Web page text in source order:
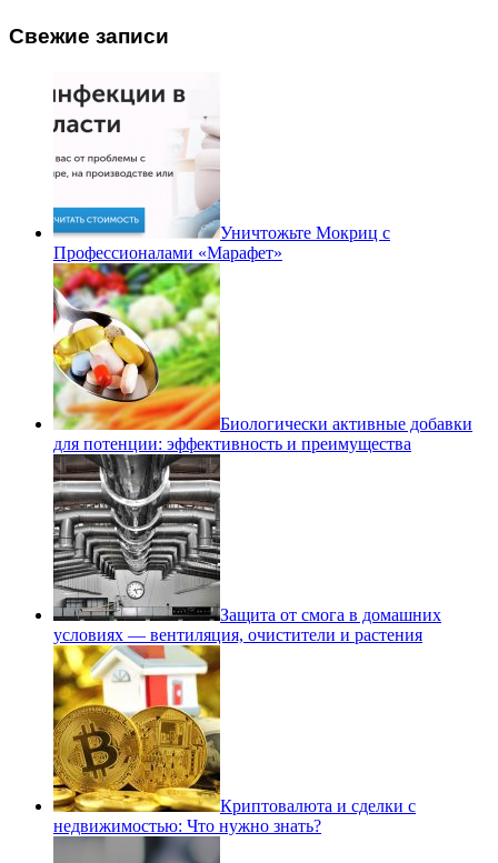
Свежие записи
Уничтожьте Мокриц с
Профессионалами «Марафет»
Биологически активные добавки
для потенции: эффективность и преимущества
Защита от смога в домашних
условиях — вентиляция, очистители и растения
Криптовалюта и сделки с
недвижимостью: Что нужно знать?